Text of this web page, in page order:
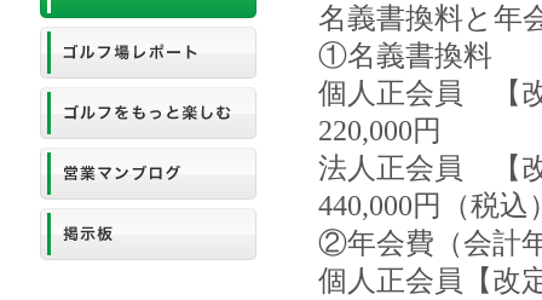
名義書換料と年
①名義書換料
個人正会員 【
220,000円
法人正会員 【
440,000円（税
②年会費（会計
個人正会員【改